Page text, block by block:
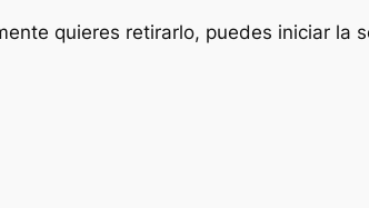
quieres retirarlo, puedes iniciar la